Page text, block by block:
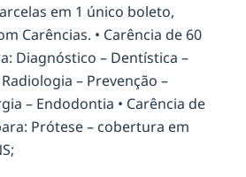
em 1 único boleto,
Carências. • Carência de 60
Diagnóstico – Dentística –
– Prevenção –
– Endodontia • Carência de
Prótese – cobertura em